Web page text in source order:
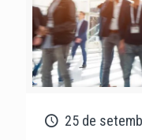
25 de